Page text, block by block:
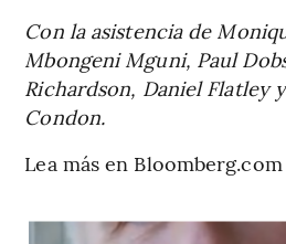
Con la asistencia de
Mbongeni Mguni, Paul
Richardson, Daniel Flatley
Condon.
Lea más en Bloomberg.com